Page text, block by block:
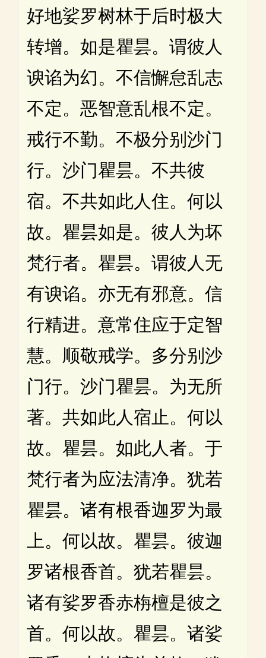
好地娑罗树林于后时极大
转增。如是瞿昙。谓彼人
谀谄为幻。不信懈怠乱志
不定。恶智意乱根不定。
戒行不勤。不极分别沙门
行。沙门瞿昙。不共彼
宿。不共如此人住。何以
故。瞿昙如是。彼人为坏
梵行者。瞿昙。谓彼人无
有谀谄。亦无有邪意。信
行精进。意常住应于定智
慧。顺敬戒学。多分别沙
门行。沙门瞿昙。为无所
著。共如此人宿止。何以
故。瞿昙。如此人者。于
梵行者为应法清净。犹若
瞿昙。诸有根香迦罗为最
上。何以故。瞿昙。彼迦
罗诸根香首。犹若瞿昙。
诸有娑罗香赤栴檀是彼之
首。何以故。瞿昙。诸娑